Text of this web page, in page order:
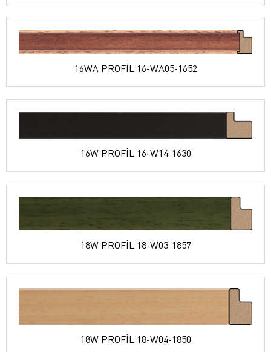
16WA PROFİL 16-WA05-1652
16W PROFİL 16-W14-1630
18W PROFİL 18-W03-1857
18W PROFİL 18-W04-1850